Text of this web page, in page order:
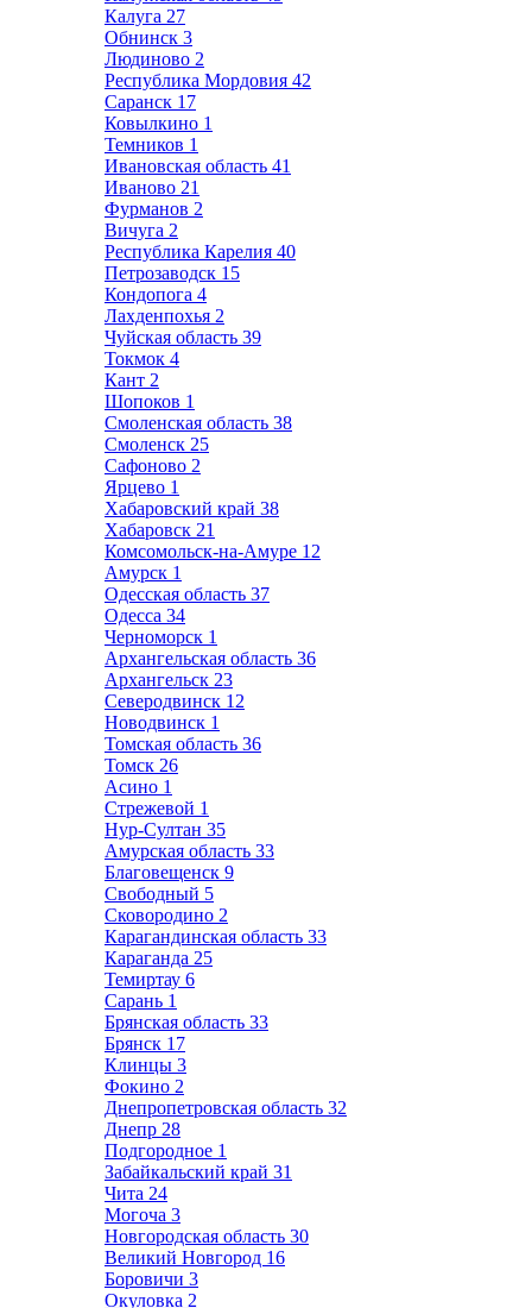
Калуга 27
Обнинск 3
Людиново 2
Республика Мордовия 42
Саранск 17
Ковылкино 1
Темников 1
Ивановская область 41
Иваново 21
Фурманов 2
Вичуга 2
Республика Карелия 40
Петрозаводск 15
Кондопога 4
Лахденпохья 2
Чуйская область 39
Токмок 4
Кант 2
Шопоков 1
Смоленская область 38
Смоленск 25
Сафоново 2
Ярцево 1
Хабаровский край 38
Хабаровск 21
Комсомольск-на-Амуре 12
Амурск 1
Одесская область 37
Одесса 34
Черноморск 1
Архангельская область 36
Архангельск 23
Северодвинск 12
Новодвинск 1
Томская область 36
Томск 26
Асино 1
Стрежевой 1
Нур-Султан 35
Амурская область 33
Благовещенск 9
Свободный 5
Сковородино 2
Карагандинская область 33
Караганда 25
Темиртау 6
Сарань 1
Брянская область 33
Брянск 17
Клинцы 3
Фокино 2
Днепропетровская область 32
Днепр 28
Подгородное 1
Забайкальский край 31
Чита 24
Могоча 3
Новгородская область 30
Великий Новгород 16
Боровичи 3
Окуловка 2